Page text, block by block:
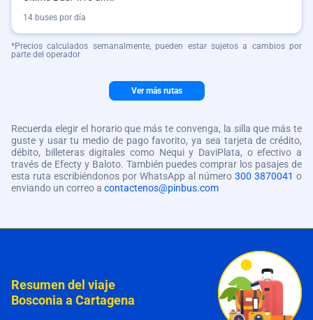
14 buses por día
*Precios calculados semanalmente, pueden estar sujetos a cambios por
parte del operador
Ver más rutas
Recuerda elegir el horario que más te convenga, la silla que más te
guste y usar tu medio de pago favorito, ya sea tarjeta de crédito,
débito, billeteras digitales como Nequi y DaviPlata, o efectivo a
través de Efecty y Baloto. También puedes comprar los pasajes de
esta ruta escribiéndonos por WhatsApp al número 300 3870041 o
enviando un correo a contactenos@pinbus.com
Resumen del viaje
Bosconia a Cartagena